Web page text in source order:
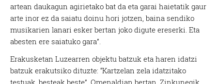
artean daukagun agirietako bat da eta garai haietatik gaur
arte inor ez da saiatu doinu hori jotzen, baina sendiko
musikarien lanari esker bertan joko digute ereserki. Eta
abesten ere saiatuko gara”.
Erakusketan Luzearren objektu batzuk eta haren idatzi
batzuk erakutsiko dituzte: “Kartzelan zela idatzitako
testuak, besteak beste”. Omenaldian bertan, Zinkunegik